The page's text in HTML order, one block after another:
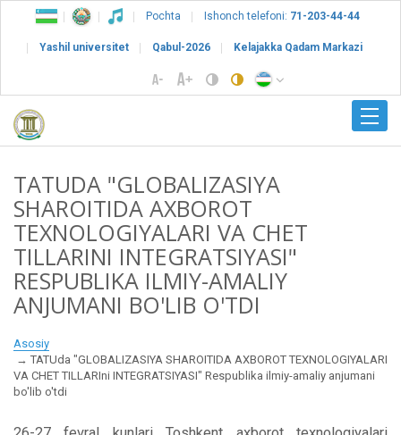
Pochta Ishonch telefoni: 71-203-44-44
Yashil universitet Qabul-2026 Kelajakka Qadam Markazi
TATUDA "GLOBALIZASIYA
SHAROITIDA AXBOROT
TEXNOLOGIYALARI VA CHET
TILLARINI INTEGRATSIYASI"
RESPUBLIKA ILMIY-AMALIY
ANJUMANI BO'LIB O'TDI
Asosiy
TATUda "GLOBALIZASIYA SHAROITIDA AXBOROT TEXNOLOGIYALARI
VA CHET TILLARIni INTEGRATSIYASI" Respublika ilmiy-amaliy anjumani
bo'lib o'tdi